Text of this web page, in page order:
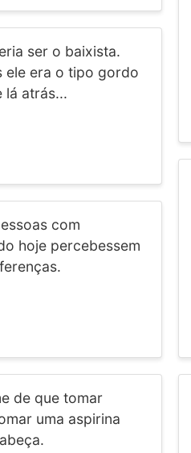
ser o baixista.
ele era o tipo gordo
lá atrás...
com
hoje percebessem
de que tomar
uma aspirina